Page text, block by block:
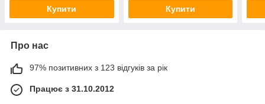
Купити Купити
Про нас
97% позитивних з 123 відгуків за рік
Працює з 31.10.2012